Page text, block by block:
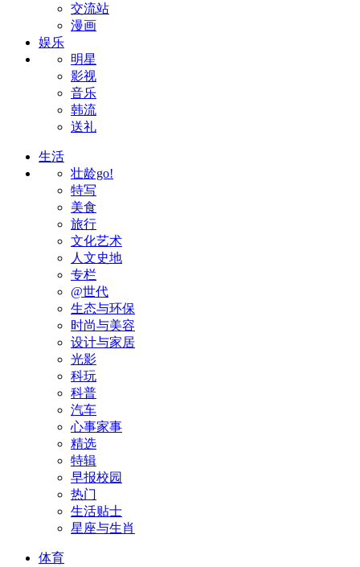
交流站
漫画
娱乐
明星
影视
音乐
韩流
送礼
生活
壮龄go!
特写
美食
旅行
文化艺术
人文史地
专栏
@世代
生态与环保
时尚与美容
设计与家居
光影
科玩
科普
汽车
心事家事
精选
特辑
早报校园
热门
生活贴士
星座与生肖
体育